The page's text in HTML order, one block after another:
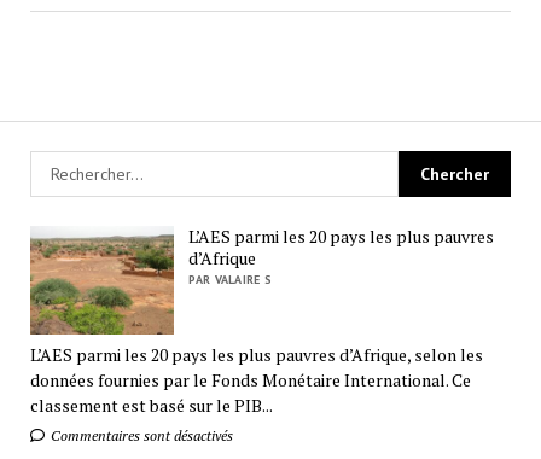
L’AES parmi les 20 pays les plus pauvres
d’Afrique
PAR VALAIRE S
L’AES parmi les 20 pays les plus pauvres d’Afrique, selon les
données fournies par le Fonds Monétaire International. Ce
classement est basé sur le PIB...
Commentaires sont désactivés